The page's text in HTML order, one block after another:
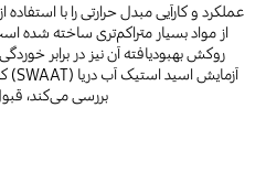
از مواد بسیار متراکم‌تری ساخته
روکش بهبودیافته آن نیز در برابر
بررسی می‌کند،